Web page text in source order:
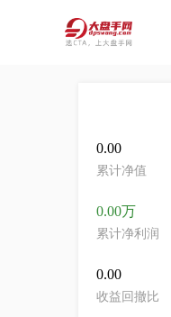
0.00
累计净值
0.00万
累计净利润
0.00
收益回撤比